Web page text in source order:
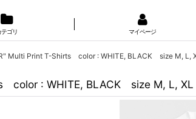
テゴリ マイページ
Multi Print T-Shirts color : WHITE, BLACK size M, L,
color : WHITE, BLACK size M, L, XL